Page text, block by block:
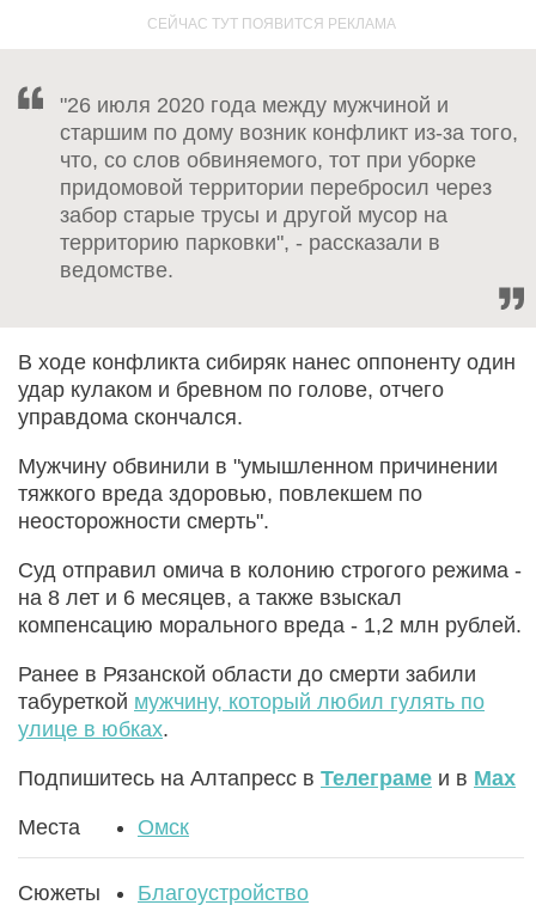
"26 июля 2020 года между мужчиной и
старшим по дому возник конфликт из-за того,
что, со слов обвиняемого, тот при уборке
придомовой территории перебросил через
забор старые трусы и другой мусор на
территорию парковки", - рассказали в
ведомстве.
В ходе конфликта сибиряк нанес оппоненту один
удар кулаком и бревном по голове, отчего
управдома скончался.
Мужчину обвинили в "умышленном причинении
тяжкого вреда здоровью, повлекшем по
неосторожности смерть".
Суд отправил омича в колонию строгого режима -
на 8 лет и 6 месяцев, а также взыскал
компенсацию морального вреда - 1,2 млн рублей.
Ранее в Рязанской области до смерти забили
табуреткой мужчину, который любил гулять по
улице в юбках.
Подпишитесь на Алтапресс в Телеграме и в Max
Места Омск
Сюжеты
Благоустройство